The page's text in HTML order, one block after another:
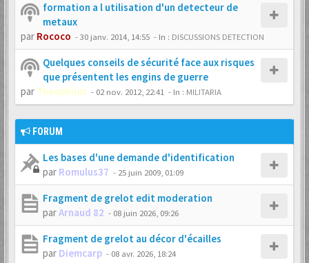
formation a l utilisation d'un detecteur de
metaux
par Rococo -30 janv. 2014, 14:55 - In : DISCUSSIONS DETECTION
Quelques conseils de sécurité face aux risques
que présentent les engins de guerre
par Theophilus - 02 nov. 2012, 22:41 - In : MILITARIA
FORUM
Les bases d'une demande d'identification
par Romulus37 - 25 juin 2009, 01:09
Fragment de grelot edit moderation
parArnaud 82 - 08 juin 2026, 09:26
Fragment de grelot au décor d'écailles
par Diemcarp - 08 avr. 2026, 18:24